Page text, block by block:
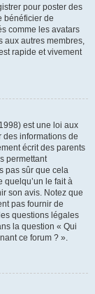
pour poster des
bénéficier de
comme les avatars
aux autres membres,
rapide et vivement
est une loi aux
des informations de
écrit des parents
permettant
pas sûr que cela
quelqu’un le fait à
son avis. Notez que
pas fournir de
questions légales
la question « Qui
ce forum ? ».